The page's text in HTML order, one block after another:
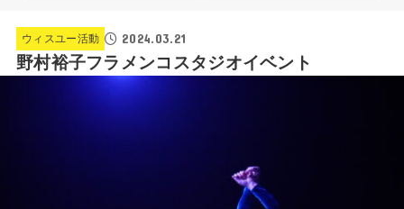
ウィスユー活動 2024.03.21
野村裕子フラメンコスタジオイベント